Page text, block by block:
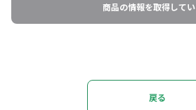
商品の情報を取得して
戻る